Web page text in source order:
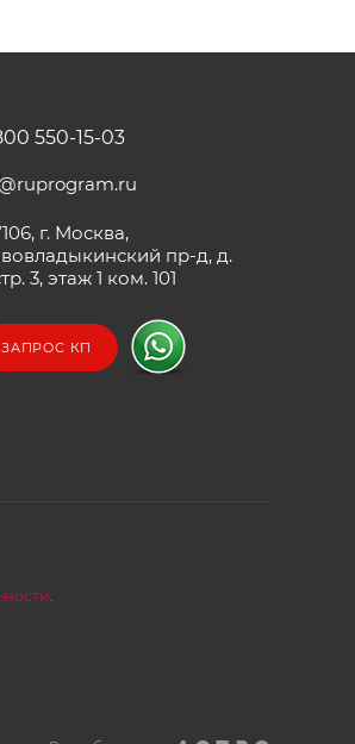
550-15-03
г. Москва,
пр-д, д.
3, этаж 1 ком. 101
ЗАПРОС КП